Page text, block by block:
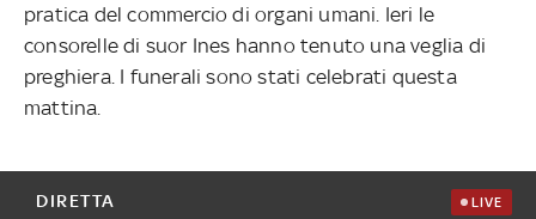
pratica del commercio di organi umani. Ieri le
consorelle di suor Ines hanno tenuto una veglia di
preghiera. I funerali sono stati celebrati questa
mattina.
DIRETTA LIVE